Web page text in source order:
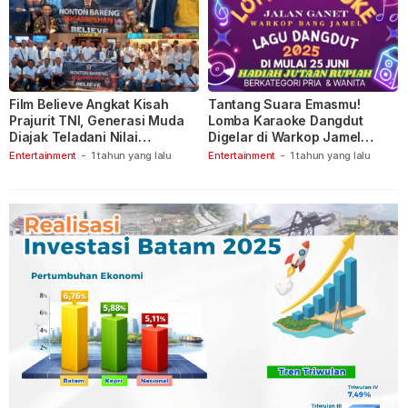
Entertainment - 1 tahun yang lalu
Film Believe Angkat Kisah
Prajurit TNI, Generasi Muda
Diajak Teladani Nilai
Keberanian
Entertainment - 1 tahun yang lalu
Tantang Suara Emasmu!
Lomba Karaoke Dangdut
Digelar di Warkop Jamel
Ganet